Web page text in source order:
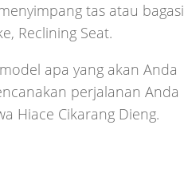
tas atau bagasi
Reclining Seat.
apa yang akan Anda
perjalanan Anda
Hiace Cikarang Dieng.